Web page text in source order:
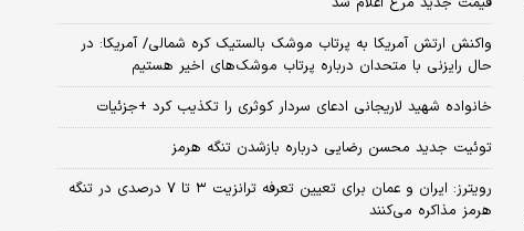
واکنش ارتش آمریکا به پرتاب موشک بالستیک کره شمالی/ آمریکا: در
حال رایزنی با متحدان درباره پرتاب موشک‌های اخیر هستیم
خانواده شهید لاریجانی ادعای سردار کوثری را تکذیب کرد +جزئیات
توئیت جدید محسن رضایی درباره بازشدن تنگه هرمز
رویترز: ایران و عمان برای تعیین تعرفه ترانزیت ۳ تا ۷ درصدی در تنگه
هرمز مذاکره می‌کنند